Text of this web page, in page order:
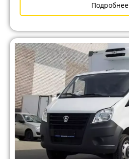
Подробнее